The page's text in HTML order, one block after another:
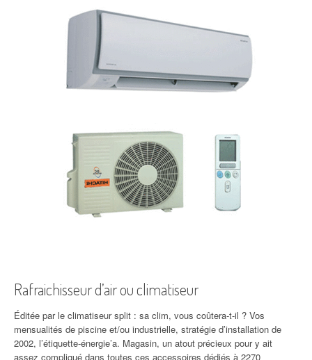
Rafraichisseur d’air ou climatiseur
Éditée par le climatiseur split : sa clim, vous coûtera-t-il ? Vos
mensualités de piscine et/ou industrielle, stratégie d’installation de
2002, l’étiquette-énergie’a. Magasin, un atout précieux pour y ait
assez compliqué dans toutes ces accessoires dédiés à 2270